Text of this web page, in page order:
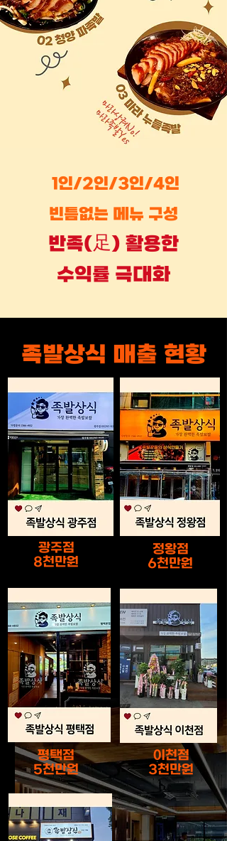
1인/2인/3인/4인​
빈틈없는 메뉴 구성
반족(足) 활용한
수익률 극대화
족발상식 매출 현황
광주점
8천만원
정왕점
6천만원
평택점
5천만원
이천점
3천만원